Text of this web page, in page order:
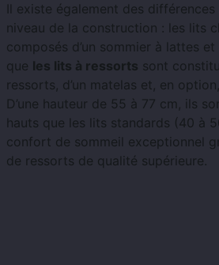
Il existe également des
niveau de la construction : les lits
composés d’un sommier à lattes et
que les lits à ressorts sont
ressorts, d’un matelas et, en
D’une hauteur de 55 à 77 cm, ils
hauts que les lits standards (40 à
confort de sommeil exceptionnel
de ressorts de qualité supérieure.